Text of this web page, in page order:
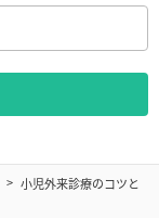
小児外来診療のコツと